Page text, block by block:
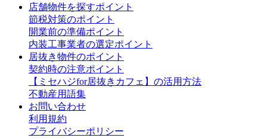
店舗物件を探すポイント
節税対策のポイント
開業前の準備ポイント
内装工事業者の選定ポイント
居抜き物件のポイント
契約時の注意ポイント
【ミセハジfor居抜きカフェ】の活用方法
不動産用語集
お問い合わせ
利用規約
プライバシーポリシー